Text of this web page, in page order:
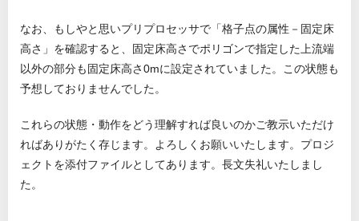
なお、もしやと思いプリプロセッサで「格子点の属性－固定床
高さ」を確認すると、固定床高さでポリゴンで指定した上流端
以外の部分も固定床高さ0mに設定されていました。この状態も
予想しておりませんでした。
これらの状態・動作をどう理解すれば良いのかご教示いただけ
ればありがたく存じます。よろしくお願いいたします。プロジ
ェクトを添付ファイルとしてあります。長文失礼いたしまし
た。